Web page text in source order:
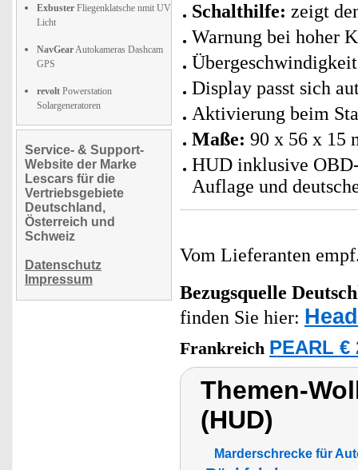
Exbuster Fliegenklatsche nmit UV
Licht
NavGearAutokameras Dashcam
GPS
revolt Powerstation
Solargeneratoren
Service- & Support-
Website der Marke
Lescars für die
Vertriebsgebiete
Deutschland,
Österreich und
Schweiz
Datenschutz
Impressum
Schalthilfe: zeigt
Warnung bei hoher
Display passt sich
Aktivierung beim
Maße: 90 x 56 x 15
HUD inklusive
Auflage und
Vom Lieferanten
Bezugsquelle
finden Sie hier:
Frankreich PEARL €
Themen-
(HUD)
Marderschrecke für